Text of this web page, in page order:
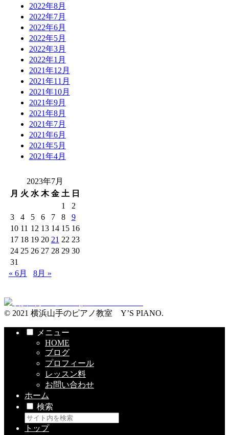
2022年8月
2022年7月
2022年6月
2022年5月
2022年3月
2022年1月
2021年12月
2021年11月
2021年10月
2021年9月
2021年8月
2021年7月
2021年6月
2021年5月
2021年4月
2023年7月
月 火 水 木 金 土 日
1
2
3
4 5 6 7 8
9
10 11 12 13 14 15 16
17 18 19 20 21 22 23
24 25 26 27 28 29 30
31
« 6月
8月 »
© 2021 横浜山手のピアノ教室 Y’S PIANO.
メニュー
HOME
ブログ
プロフィール
レッスン料
お問い合わせ
ホーム
検索
トップ